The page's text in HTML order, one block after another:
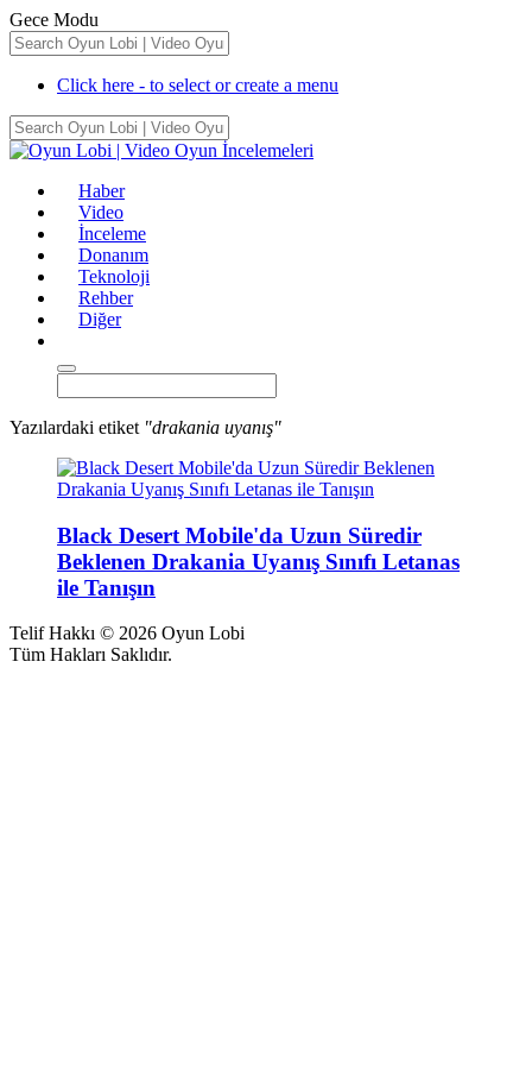
Gece Modu
Click here - to select or create a menu
Haber
Video
İnceleme
Donanım
Teknoloji
Rehber
Diğer
Yazılardaki etiket "drakania uyanış"
Black Desert Mobile'da Uzun Süredir
Beklenen Drakania Uyanış Sınıfı Letanas
ile Tanışın
Telif Hakkı © 2026 Oyun Lobi
Tüm Hakları Saklıdır.